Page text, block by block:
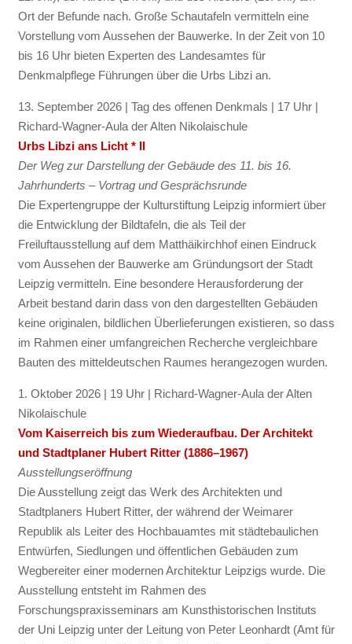
Ort der Befunde nach. Große Schautafeln vermitteln eine
Vorstellung vom Aussehen der Bauwerke. In der Zeit von 10
bis 16 Uhr bieten Experten des Landesamtes für
Denkmalpflege Führungen über die Urbs Libzi an.
13. September 2026 | Tag des offenen Denkmals | 17 Uhr |
Richard-Wagner-Aula der Alten Nikolaischule
Urbs Libzi ans Licht * II
Der Weg zur Darstellung der Gebäude des 11. bis 16.
Jahrhunderts – Vortrag und Gesprächsrunde
Die Expertengruppe der Kulturstiftung Leipzig informiert über
die Entwicklung der Bildtafeln, die als Teil der
Freiluftausstellung auf dem Matthäikirchhof einen Eindruck
vom Aussehen der Bauwerke am Gründungsort der Stadt
Leipzig vermitteln. Eine besondere Herausforderung der
Arbeit bestand darin dass von den dargestellten Gebäuden
keine originalen, bildlichen Überlieferungen existieren, so dass
im Rahmen einer umfangreichen Recherche vergleichbare
Bauten des mitteldeutschen Raumes herangezogen wurden.
1. Oktober 2026 | 19 Uhr | Richard-Wagner-Aula der Alten
Nikolaischule
Vom Kaiserreich bis zum Wiederaufbau. Der Architekt
und Stadtplaner Hubert Ritter (1886–1967)
Ausstellungseröffnung
Die Ausstellung zeigt das Werk des Architekten und
Stadtplaners Hubert Ritter, der während der Weimarer
Republik als Leiter des Hochbauamtes mit städtebaulichen
Entwürfen, Siedlungen und öffentlichen Gebäuden zum
Wegbereiter einer modernen Architektur Leipzigs wurde. Die
Ausstellung entsteht im Rahmen des
Forschungspraxisseminars am Kunsthistorischen Instituts
der Uni Leipzig unter der Leitung von Peter Leonhardt (Amt für